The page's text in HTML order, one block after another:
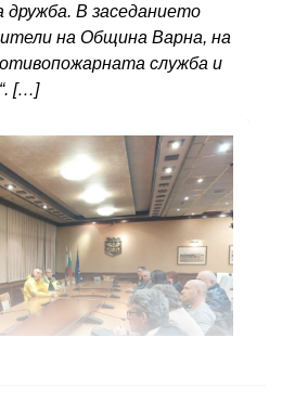
дружба. В заседанието
на Община Варна, на
служба и
[…]